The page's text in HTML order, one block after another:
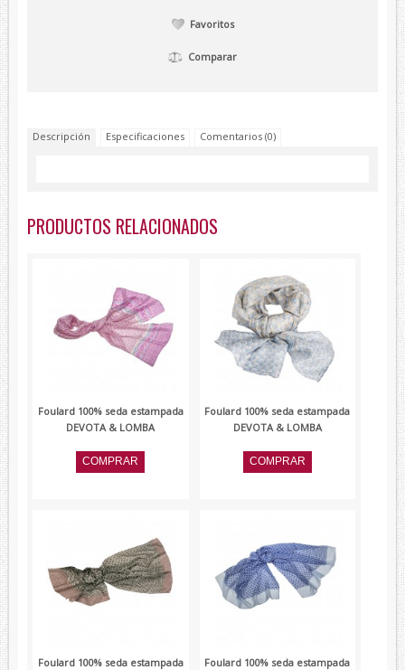
Lambertti
Favoritos
Comparar
Descripción Especificaciones Comentarios (0)
PRODUCTOS RELACIONADOS
Foulard 100% seda estampada
DEVOTA & LOMBA
Foulard 100% seda estampada
DEVOTA & LOMBA
Foulard 100% seda estampada
Foulard 100% seda estampada